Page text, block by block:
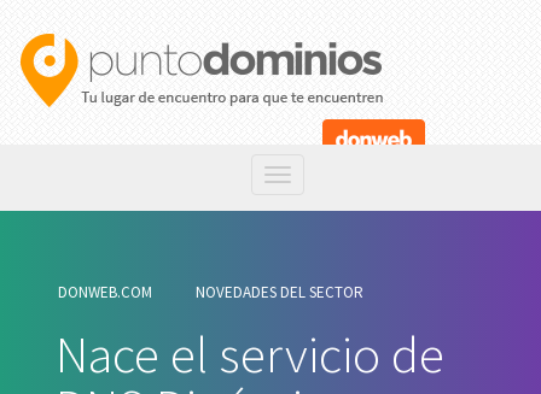
DONWEB.COM NOVEDADES DEL SECTOR
Nace el servicio de